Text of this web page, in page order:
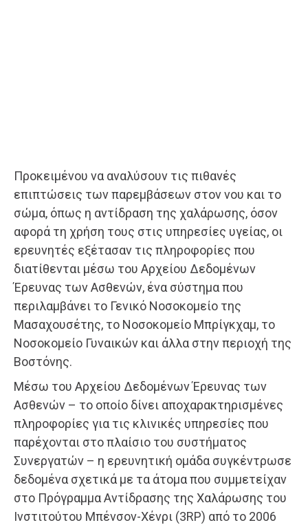
Προκειμένου να αναλύσουν τις πιθανές
επιπτώσεις των παρεμβάσεων στον νου και το
σώμα, όπως η αντίδραση της χαλάρωσης, όσον
αφορά τη χρήση τους στις υπηρεσίες υγείας, οι
ερευνητές εξέτασαν τις πληροφορίες που
διατίθενται μέσω του Αρχείου Δεδομένων
Έρευνας των Ασθενών, ένα σύστημα που
περιλαμβάνει το Γενικό Νοσοκομείο της
Μασαχουσέτης, το Νοσοκομείο Μπρίγκχαμ, το
Νοσοκομείο Γυναικών και άλλα στην περιοχή της
Βοστόνης.
Μέσω του Αρχείου Δεδομένων Έρευνας των
Ασθενών – το οποίο δίνει αποχαρακτηρισμένες
πληροφορίες για τις κλινικές υπηρεσίες που
παρέχονται στο πλαίσιο του συστήματος
Συνεργατών – η ερευνητική ομάδα συγκέντρωσε
δεδομένα σχετικά με τα άτομα που συμμετείχαν
στο Πρόγραμμα Αντίδρασης της Χαλάρωσης του
Ινστιτούτου Μπένσον-Χένρι (3RP) από το 2006